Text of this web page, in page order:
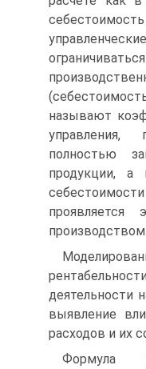
называют
управления,
полностью
продукции,
проявляется
производством.
деятельности
выявление
расходов и их
Формула